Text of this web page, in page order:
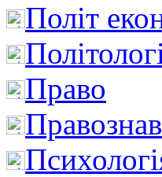
Політ
Право